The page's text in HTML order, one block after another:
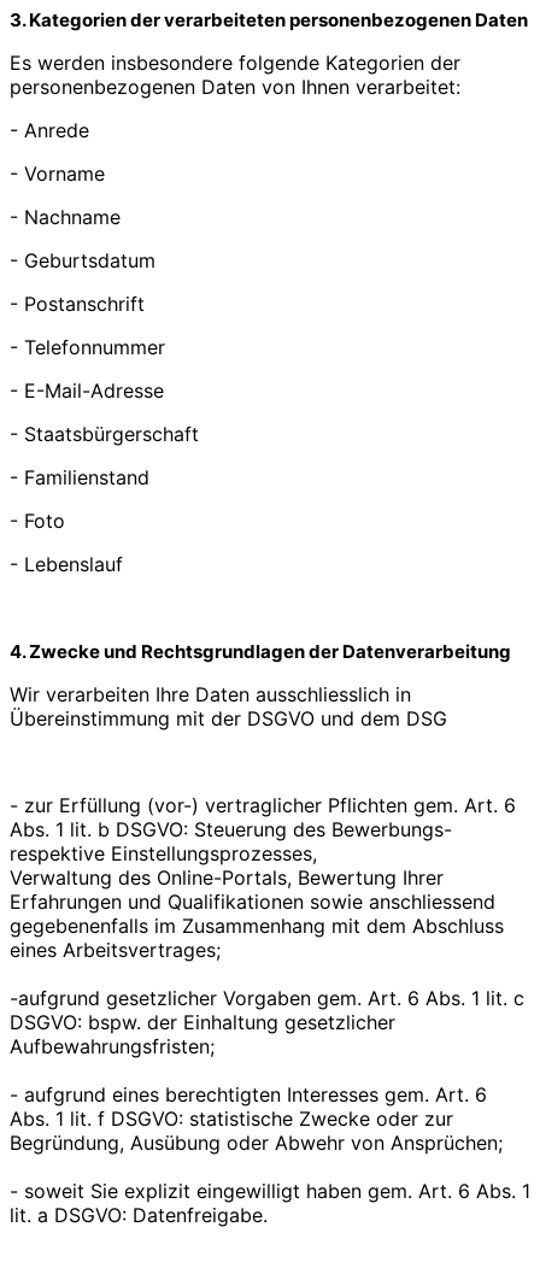
3. Kategorien der verarbeiteten personenbezogenen Daten
Es werden insbesondere folgende Kategorien der
personenbezogenen Daten von Ihnen verarbeitet:
- Anrede
- Vorname
- Nachname
- Geburtsdatum
- Postanschrift
- Telefonnummer
- E-Mail-Adresse
- Staatsbürgerschaft
- Familienstand
- Foto
- Lebenslauf
4. Zwecke und Rechtsgrundlagen der Datenverarbeitung
Wir verarbeiten Ihre Daten ausschliesslich in
Übereinstimmung mit der DSGVO und dem DSG
- zur Erfüllung (vor-) vertraglicher Pflichten gem. Art. 6
Abs. 1 lit. b DSGVO: Steuerung des Bewerbungs-
respektive Einstellungsprozesses,
Verwaltung des Online-Portals, Bewertung Ihrer
Erfahrungen und Qualifikationen sowie anschliessend
gegebenenfalls im Zusammenhang mit dem Abschluss
eines Arbeitsvertrages;
-aufgrund gesetzlicher Vorgaben gem. Art. 6 Abs. 1 lit. c
DSGVO: bspw. der Einhaltung gesetzlicher
Aufbewahrungsfristen;
- aufgrund eines berechtigten Interesses gem. Art. 6
Abs. 1 lit. f DSGVO: statistische Zwecke oder zur
Begründung, Ausübung oder Abwehr von Ansprüchen;
- soweit Sie explizit eingewilligt haben gem. Art. 6 Abs. 1
lit. a DSGVO: Datenfreigabe.